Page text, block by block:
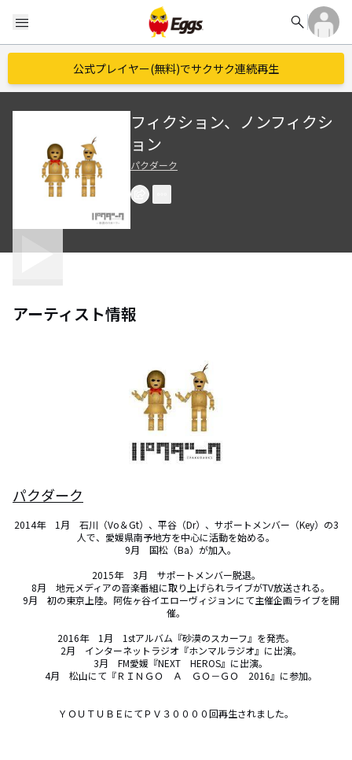
menu search
公式プレイヤー(無料)でサクサク連続再生
フィクション、ノンフィクシ
ョン
パクダーク
アーティスト情報
パクダーク
2014年　1月　石川（Vo＆Gt）、平谷（Dr）、サポートメンバー（Key）の3
人で、愛媛県南予地方を中心に活動を始める。
9月　国松（Ba）が加入。
2015年　3月　サポートメンバー脱退。
8月　地元メディアの音楽番組に取り上げられライブがTV放送される。
9月　初の東京上陸。阿佐ヶ谷イエローヴィジョンにて主催企画ライブを開
催。
2016年　1月　1stアルバム『砂漠のスカーフ』を発売。
2月　インターネットラジオ『ホンマルラジオ』に出演。
3月　FM愛媛『NEXT　HEROS』に出演。
4月　松山にて『ＲＩＮＧＯ　Ａ　ＧＯ－ＧＯ　2016』に参加。
ＹＯＵＴＵＢＥにてＰＶ３００００回再生されました。